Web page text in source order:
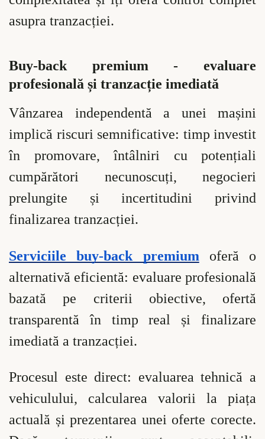
asupra tranzacției.
Buy-back premium - evaluare
profesională și tranzacție imediată
Vânzarea independentă a unei mașini
implică riscuri semnificative: timp investit
în promovare, întâlniri cu potențiali
cumpărători necunoscuți, negocieri
prelungite și incertitudini privind
finalizarea tranzacției.
Serviciile buy-back premium oferă o
alternativă eficientă: evaluare profesională
bazată pe criterii obiective, ofertă
transparentă în timp real și finalizare
imediată a tranzacției.
Procesul este direct: evaluarea tehnică a
vehiculului, calcularea valorii la piața
actuală și prezentarea unei oferte corecte.